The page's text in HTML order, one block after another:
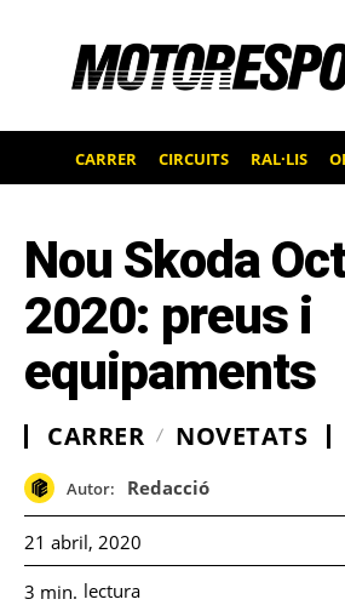
CARRER CIRCUITS RAL·LIS
Nou Skoda
2020: preus i
equipaments
CARRER NOVETATS
Autor: Redacció
21 abril, 2020
3 min. lectura